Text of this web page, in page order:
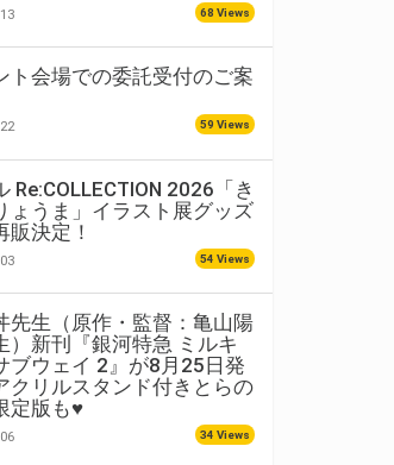
68 Views
ト会場での委託受付のご案
59 Views
Re:COLLECTION 2026「き
ょうま」イラスト展グッズ
販決定！
54 Views
先生（原作・監督：亀山陽
）新刊『銀河特急 ミルキ
ウェイ 2』が8月25日発
クリルスタンド付きとらの
定版も♥
34 Views